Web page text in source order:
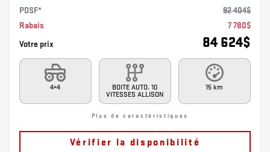
PDSF*
92 404$
Rabais
7 780$
Votre prix
84 624$
4×4
BOITE AUTO. 10
VITESSES ALLISON
15 km
Plus de caractéristiques
Vérifier la disponibilité